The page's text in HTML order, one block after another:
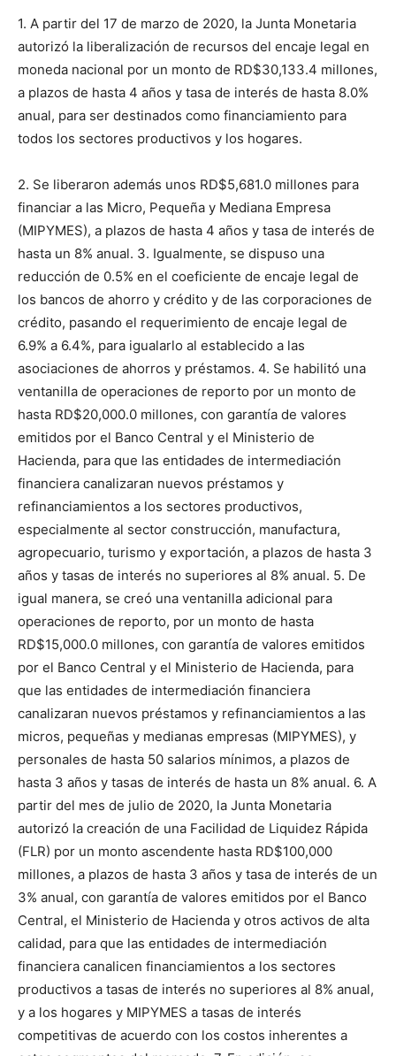
1. A partir del 17 de marzo de 2020, la Junta Monetaria
autorizó la liberalización de recursos del encaje legal en
moneda nacional por un monto de RD$30,133.4 millones,
a plazos de hasta 4 años y tasa de interés de hasta 8.0%
anual, para ser destinados como financiamiento para
todos los sectores productivos y los hogares.
2. Se liberaron además unos RD$5,681.0 millones para
financiar a las Micro, Pequeña y Mediana Empresa
(MIPYMES), a plazos de hasta 4 años y tasa de interés de
hasta un 8% anual. 3. Igualmente, se dispuso una
reducción de 0.5% en el coeficiente de encaje legal de
los bancos de ahorro y crédito y de las corporaciones de
crédito, pasando el requerimiento de encaje legal de
6.9% a 6.4%, para igualarlo al establecido a las
asociaciones de ahorros y préstamos. 4. Se habilitó una
ventanilla de operaciones de reporto por un monto de
hasta RD$20,000.0 millones, con garantía de valores
emitidos por el Banco Central y el Ministerio de
Hacienda, para que las entidades de intermediación
financiera canalizaran nuevos préstamos y
refinanciamientos a los sectores productivos,
especialmente al sector construcción, manufactura,
agropecuario, turismo y exportación, a plazos de hasta 3
años y tasas de interés no superiores al 8% anual. 5. De
igual manera, se creó una ventanilla adicional para
operaciones de reporto, por un monto de hasta
RD$15,000.0 millones, con garantía de valores emitidos
por el Banco Central y el Ministerio de Hacienda, para
que las entidades de intermediación financiera
canalizaran nuevos préstamos y refinanciamientos a las
micros, pequeñas y medianas empresas (MIPYMES), y
personales de hasta 50 salarios mínimos, a plazos de
hasta 3 años y tasas de interés de hasta un 8% anual. 6. A
partir del mes de julio de 2020, la Junta Monetaria
autorizó la creación de una Facilidad de Liquidez Rápida
(FLR) por un monto ascendente hasta RD$100,000
millones, a plazos de hasta 3 años y tasa de interés de un
3% anual, con garantía de valores emitidos por el Banco
Central, el Ministerio de Hacienda y otros activos de alta
calidad, para que las entidades de intermediación
financiera canalicen financiamientos a los sectores
productivos a tasas de interés no superiores al 8% anual,
y a los hogares y MIPYMES a tasas de interés
competitivas de acuerdo con los costos inherentes a